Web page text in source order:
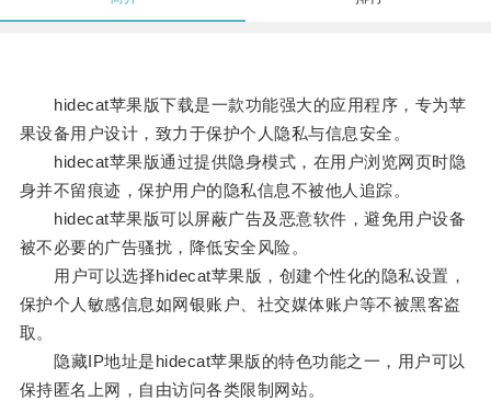
hidecat苹果版下载是一款功能强大的应用程序，专为苹
果设备用户设计，致力于保护个人隐私与信息安全。
hidecat苹果版通过提供隐身模式，在用户浏览网页时隐
身并不留痕迹，保护用户的隐私信息不被他人追踪。
hidecat苹果版可以屏蔽广告及恶意软件，避免用户设备
被不必要的广告骚扰，降低安全风险。
用户可以选择hidecat苹果版，创建个性化的隐私设置，
保护个人敏感信息如网银账户、社交媒体账户等不被黑客盗
取。
隐藏IP地址是hidecat苹果版的特色功能之一，用户可以
保持匿名上网，自由访问各类限制网站。